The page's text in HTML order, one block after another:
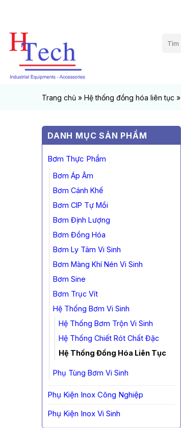
nội
dung
kiếm:
Trang chủ » Hệ thống đồng hóa liên tục »
DANH MỤC SẢN PHẨM
Bơm Thực Phẩm
Bơm Áp Âm
Bơm Cánh Khế
Bơm CIP Tự Mồi
Bơm Định Lượng
Bơm Đồng Hóa
Bơm Ly Tâm Vi Sinh
Bơm Màng Khí Nén Vi Sinh
Bơm Sine
Bơm Trục Vít
Hệ Thống Bơm Vi Sinh
Hệ Thống Bơm Trộn Vi Sinh
Hệ Thống Chiết Rót Chất Đặc
Hệ Thống Đồng Hóa Liên Tục
Phụ Tùng Bơm Vi Sinh
Phụ Kiện Inox Công Nghiệp
Phụ Kiện Inox Vi Sinh